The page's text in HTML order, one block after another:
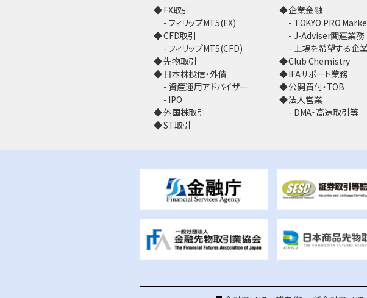
FX取引
フィリップMT5(FX)
CFD取引
フィリップMT5(CFD)
先物取引
日本株投信・外債
資産運用アドバイザー
IPO
外国株取引
ST取引
企業金融
TOKYO PRO
J-Adviser関連業務
上場を希望する企
Club Chemistry
IFAサポート業務
公開買付・TOB
法人営業
DMA・高速取引等